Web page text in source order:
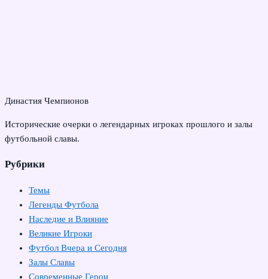
Династия Чемпионов
Исторические очерки о легендарных игроках прошлого и залы
футбольной славы.
Рубрики
Темы
Легенды Футбола
Наследие и Влияние
Великие Игроки
Футбол Вчера и Сегодня
Залы Славы
Современные Герои